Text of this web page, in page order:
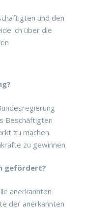
und den
ich über die
Beschäftigten
zu machen.
zu gewinnen.
gefördert?
anerkannten
der anerkannten